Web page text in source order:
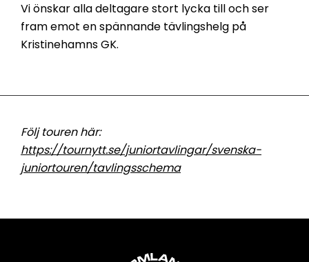
Vi önskar alla deltagare stort lycka till och ser
fram emot en spännande tävlingshelg på
Kristinehamns GK.
Följ touren här:
https://tournytt.se/juniortavlingar/svenska-
juniortouren/tavlingsschema